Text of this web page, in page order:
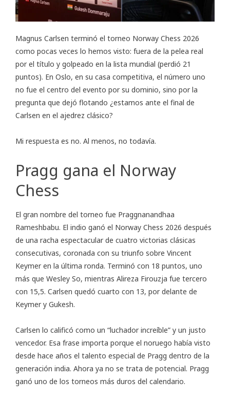
Magnus Carlsen terminó el torneo Norway Chess 2026
como pocas veces lo hemos visto: fuera de la pelea real
por el título y golpeado en la lista mundial (perdió 21
puntos). En Oslo, en su casa competitiva, el número uno
no fue el centro del evento por su dominio, sino por la
pregunta que dejó flotando ¿estamos ante el final de
Carlsen en el ajedrez clásico?
Mi respuesta es no. Al menos, no todavía.
Pragg gana el Norway
Chess
El gran nombre del torneo fue Praggnanandhaa
Rameshbabu. El indio ganó el Norway Chess 2026 después
de una racha espectacular de cuatro victorias clásicas
consecutivas, coronada con su triunfo sobre Vincent
Keymer en la última ronda. Terminó con 18 puntos, uno
más que Wesley So, mientras Alireza Firouzja fue tercero
con 15,5. Carlsen quedó cuarto con 13, por delante de
Keymer y Gukesh.
Carlsen lo calificó como un “luchador increíble” y un justo
vencedor. Esa frase importa porque el noruego había visto
desde hace años el talento especial de Pragg dentro de la
generación india. Ahora ya no se trata de potencial. Pragg
ganó uno de los torneos más duros del calendario.